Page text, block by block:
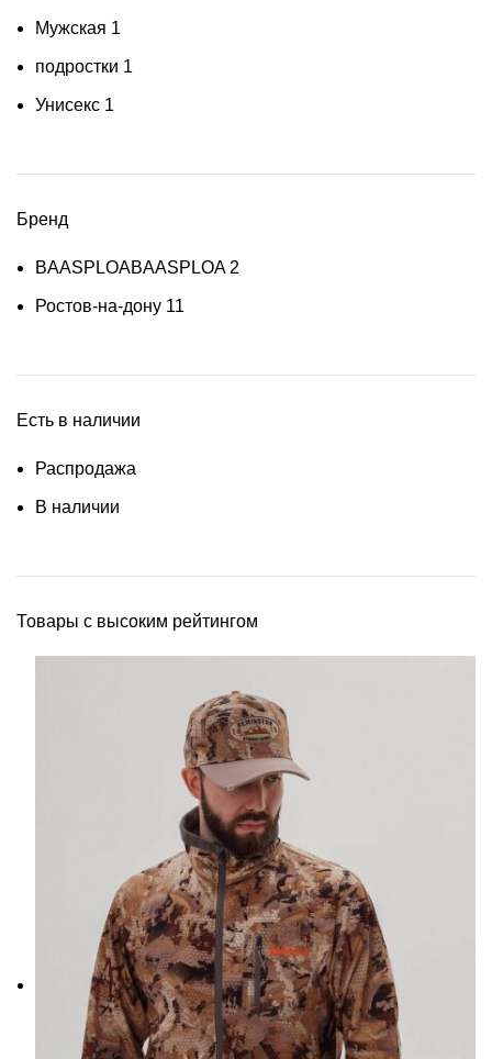
Мужская 1
подростки 1
Унисекс 1
Бренд
BAASPLOABAASPLOA 2
Ростов-на-дону 11
Есть в наличии
Распродажа
В наличии
Товары с высоким рейтингом